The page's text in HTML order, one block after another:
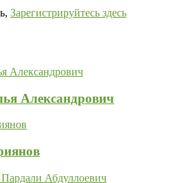
Зарегистрируйтесь здесь
Александрович